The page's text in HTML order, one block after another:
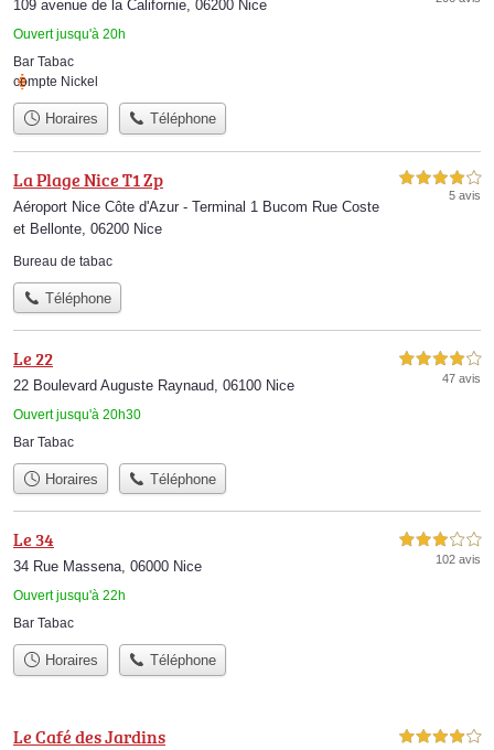
109 avenue de la Californie, 06200 Nice
Ouvert jusqu'à 20h
Bar Tabac
compte Nickel
Horaires Téléphone
La Plage Nice T1 Zp
Aéroport Nice Côte d'Azur - Terminal 1 Bucom Rue Coste
et Bellonte, 06200 Nice
4,0 étoiles sur 5
5 avis
Bureau de tabac
Téléphone
Le 22
22 Boulevard Auguste Raynaud, 06100 Nice
Ouvert jusqu'à 20h30
4,0 étoiles sur 5
47 avis
Bar Tabac
Horaires Téléphone
Le 34
34 Rue Massena, 06000 Nice
Ouvert jusqu'à 22h
3,0 étoiles sur 5
102 avis
Bar Tabac
Horaires Téléphone
Le Café des Jardins 4,0 étoiles sur 5